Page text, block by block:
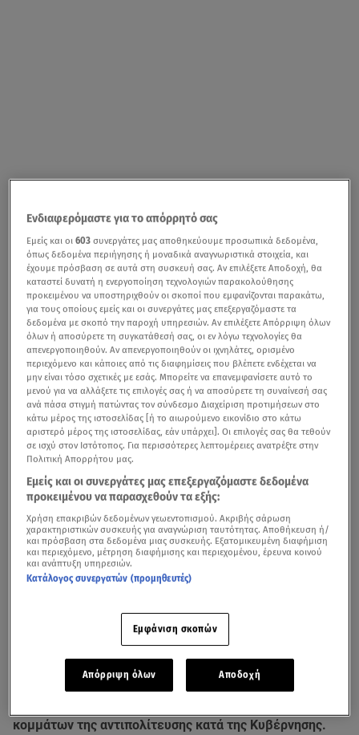
Μέσα σε ένταση, λεκτικούς διαξιφισμούς αλλά και
«παρατράγουδα» ολοκληρώνεται σήμερα το βράδυ η
κομμάτων της αντιπολίτευσης κατά της Κυβέρνησης.
Ενδιαφερόμαστε για το απόρρητό σας
Εμείς και οι603 συνεργάτες μας αποθηκεύουμε προσωπικά δεδομένα,
όπως δεδομένα περιήγησης ή μοναδικά αναγνωριστικά στοιχεία, και
έχουμε πρόσβαση σε αυτά στη συσκευή σας. Αν επιλέξετε Αποδοχή, θα
καταστεί δυνατή η ενεργοποίηση τεχνολογιών παρακολούθησης
προκειμένου να υποστηριχθούν οι σκοποί που εμφανίζονται παρακάτω,
για τους οποίους εμείς και οι συνεργάτες μας επεξεργαζόμαστε τα
δεδομένα με σκοπό την παροχή υπηρεσιών. Αν επιλέξετε Απόρριψη όλων
όλων ή αποσύρετε τη συγκατάθεσή σας, οι εν λόγω τεχνολογίες θα
απενεργοποιηθούν. Αν απενεργοποιηθούν οι ιχνηλάτες, ορισμένο
περιεχόμενο και κάποιες από τις διαφημίσεις που βλέπετε ενδέχεται να
μην είναι τόσο σχετικές με εσάς. Μπορείτε να επανεμφανίσετε αυτό το
μενού για να αλλάξετε τις επιλογές σας ή να αποσύρετε τη συναίνεσή σας
ανά πάσα στιγμή πατώντας τον σύνδεσμο Διαχείριση προτιμήσεων στο
κάτω μέρος της ιστοσελίδας [ή το αιωρούμενο εικονίδιο στο κάτω
αριστερό μέρος της ιστοσελίδας, εάν υπάρχει]. Οι επιλογές σας θα τεθούν
σε ισχύ στον Ιστότοπος. Για περισσότερες λεπτομέρειες ανατρέξτε στην
Πολιτική Απορρήτου μας.
Εμείς και οι συνεργάτες μας επεξεργαζόμαστε δεδομένα
προκειμένου να παρασχεθούν τα εξής:
Χρήση επακριβών δεδομένων γεωεντοπισμού. Ακριβής σάρωση
χαρακτηριστικών συσκευής για αναγνώριση ταυτότητας. Αποθήκευση ή/
και πρόσβαση στα δεδομένα μιας συσκευής. Εξατομικευμένη διαφήμιση
και περιεχόμενο, μέτρηση διαφήμισης και περιεχομένου, έρευνα κοινού
και ανάπτυξη υπηρεσιών.
Κατάλογος συνεργατών (προμηθευτές)
Εμφάνιση σκοπών
Απόρριψη όλων Αποδοχή